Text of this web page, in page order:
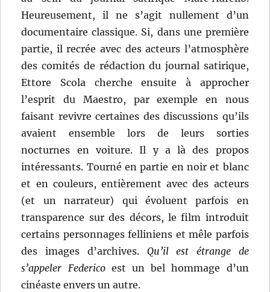
Heureusement, il ne s’agit nullement d’un
documentaire classique. Si, dans une première
partie, il recrée avec des acteurs l’atmosphère
des comités de rédaction du journal satirique,
Ettore Scola cherche ensuite à approcher
l’esprit du Maestro, par exemple en nous
faisant revivre certaines des discussions qu’ils
avaient ensemble lors de leurs sorties
nocturnes en voiture. Il y a là des propos
intéressants. Tourné en partie en noir et blanc
et en couleurs, entièrement avec des acteurs
(et un narrateur) qui évoluent parfois en
transparence sur des décors, le film introduit
certains personnages felliniens et mêle parfois
des images d’archives. Qu’il est étrange de
s’appeler Federicoest un bel hommage d’un
cinéaste envers un autre.